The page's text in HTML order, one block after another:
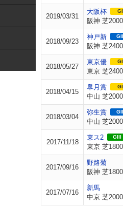
2019/03/31
大阪杯 GI
阪神 芝
2018/09/23
神戸新 GII
阪神 芝
2018/05/27
東京優 GI
東京 芝
2018/04/15
皐月賞 GI
中山 芝
2018/03/04
弥生賞 GII
中山 芝
2017/11/18
東ス2 GIII
東京 芝
2017/09/16
野路菊
阪神 芝
2017/07/16
新馬
中京 芝